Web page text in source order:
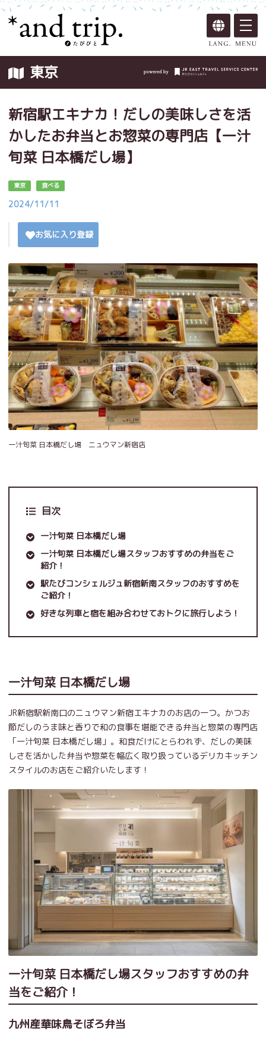
東京
新宿駅エキナカ！だしの美味しさを活
かしたお弁当とお惣菜の専門店【一汁
旬菜 日本橋だし場】
東京 食べる
2024/11/11
お気に入り登録
一汁旬菜 日本橋だし場 ニュウマン新宿店
目次
一汁旬菜 日本橋だし場
一汁旬菜 日本橋だし場スタッフおすすめの弁当をご
紹介！
駅たびコンシェルジュ新宿新南スタッフのおすすめを
ご紹介！
好きな列車と宿を組み合わせておトクに旅行しよう！
一汁旬菜 日本橋だし場
JR新宿駅新南口のニュウマン新宿エキナカのお店の一つ。かつお
節だしのうま味と香りで和の食事を堪能できる弁当と惣菜の専門店
「一汁旬菜 日本橋だし場」。和食だけにとらわれず、だしの美味
しさを活かした弁当や惣菜を幅広く取り扱っているデリカキッチン
スタイルのお店をご紹介いたします！
一汁旬菜 日本橋だし場スタッフおすすめの弁
当をご紹介！
九州産華味鳥そぼろ弁当